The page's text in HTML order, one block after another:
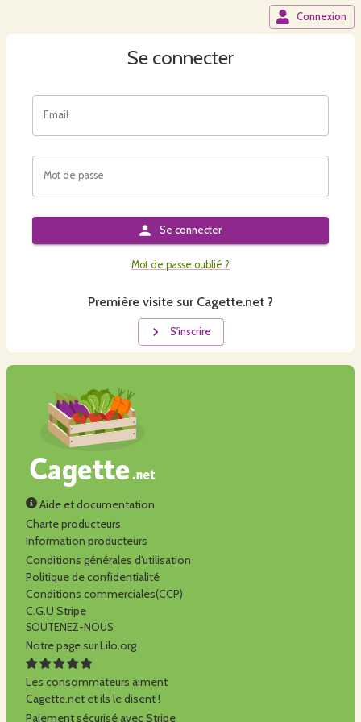
Connexion
Se connecter
Email
Mot de passe
Se connecter
Mot de passe oublié ?
Première visite sur Cagette.net ?
S'inscrire
Aide et documentation
Charte producteurs
Information producteurs
Conditions générales d'utilisation
Politique de confidentialité
Conditions commerciales(CCP)
C.G.U Stripe
SOUTENEZ-NOUS
Notre page sur Lilo.org
Les consommateurs aiment
Cagette.net et ils le disent !
Paiement sécurisé avec Stripe